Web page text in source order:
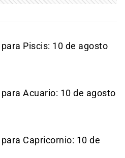
Piscis: 10 de agosto
Acuario: 10 de agosto
Capricornio: 10 de